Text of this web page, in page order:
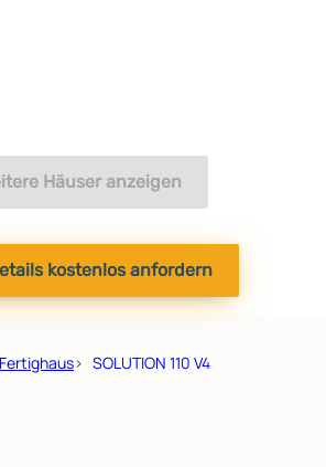
Häuser anzeigen
kostenlos anfordern
› SOLUTION 110 V4